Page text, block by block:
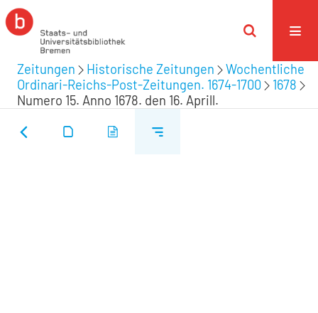
Zeitungen Historische Zeitungen
Wochentliche
Ordinari-Reichs-Post-Zeitungen. 1674-1700
1678
Numero 15. Anno 1678. den 16. Aprill.